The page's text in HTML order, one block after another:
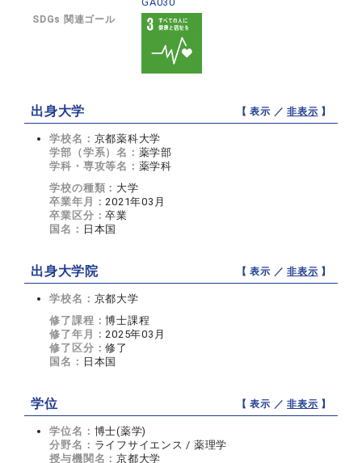
SDGs 関連ゴール
出身大学 【 表示 ／非表示 】
学校名： 京都薬科大学
学部（学系）名： 薬学部
学科・専攻等名： 薬学科
学校の種類： 大学
卒業年月：2021年03月
卒業区分：卒業
国名： 日本国
出身大学院 【 表示 ／非表示 】
学校名： 京都大学
修了課程：博士課程
修了年月：2025年03月
修了区分：修了
国名： 日本国
学位 【 表示 ／非表示 】
学位名： 博士(薬学)
分野名： ライフサイエンス / 薬理学
授与機関名：京都大学